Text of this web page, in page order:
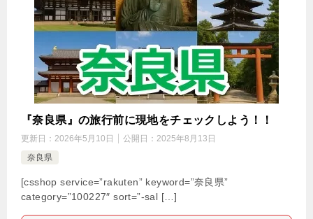
『奈良県』の旅行前に現地をチェックしよう！！
更新日： 2026年5月10日 公開日： 2025年8月13日
奈良県
[csshop service=”rakuten” keyword=”奈良県”
category=”100227″ sort=”-sal […]